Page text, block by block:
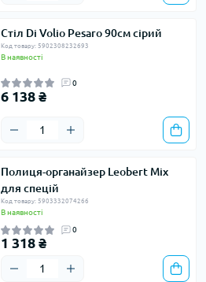
Стіл Di Volio Pesaro 90см сірий
Код товару: 5902308232693
В наявності
0
6 138 ₴
Полиця-органайзер Leobert Mix
для спецій
Код товару: 5903332074266
В наявності
0
1 318 ₴